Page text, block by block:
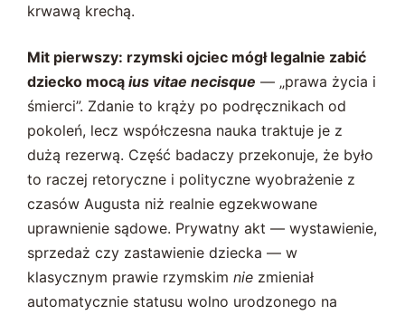
krwawą krechą.
Mit pierwszy: rzymski ojciec mógł legalnie zabić
dziecko mocą ius vitae necisque — „prawa życia i
śmierci”. Zdanie to krąży po podręcznikach od
pokoleń, lecz współczesna nauka traktuje je z
dużą rezerwą. Część badaczy przekonuje, że było
to raczej retoryczne i polityczne wyobrażenie z
czasów Augusta niż realnie egzekwowane
uprawnienie sądowe. Prywatny akt — wystawienie,
sprzedaż czy zastawienie dziecka — w
klasycznym prawie rzymskim nie zmieniał
automatycznie statusu wolno urodzonego na